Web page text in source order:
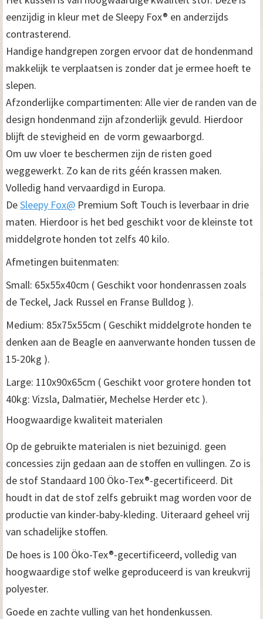
eenzijdig in kleur met de Sleepy Fox® en anderzijds
contrasterend.
Handige handgrepen zorgen ervoor dat de hondenmand
makkelijk te verplaatsen is zonder dat je ermee hoeft te
slepen.
Afzonderlijke compartimenten: Alle vier de randen van de
design hondenmand zijn afzonderlijk gevuld. Hierdoor
blijft de stevigheid en de vorm gewaarborgd.
Om uw vloer te beschermen zijn de risten goed
weggewerkt. Zo kan de rits géén krassen maken.
Volledig hand vervaardigd in Europa.
DeSleepy Fox@ Premium Soft Touch is leverbaar in drie
maten. Hierdoor is het bed geschikt voor de kleinste tot
middelgrote honden tot zelfs 40 kilo.
Afmetingen buitenmaten:
Small: 65x55x40cm ( Geschikt voor hondenrassen zoals
de Teckel, Jack Russel en Franse Bulldog ).
Medium: 85x75x55cm ( Geschikt middelgrote honden te
denken aan de Beagle en aanverwante honden tussen de
15-20kg ).
Large: 110x90x65cm ( Geschikt voor grotere honden tot
40kg: Vizsla, Dalmatiër, Mechelse Herder etc ).
Hoogwaardige kwaliteit materialen
Op de gebruikte materialen is niet bezuinigd. geen
concessies zijn gedaan aan de stoffen en vullingen. Zo is
de stof Standaard 100 Öko-Tex®-gecertificeerd. Dit
houdt in dat de stof zelfs gebruikt mag worden voor de
productie van kinder-baby-kleding. Uiteraard geheel vrij
van schadelijke stoffen.
De hoes is 100 Öko-Tex®-gecertificeerd, volledig van
hoogwaardige stof welke geproduceerd is van kreukvrij
polyester.
Goede en zachte vulling van het hondenkussen.